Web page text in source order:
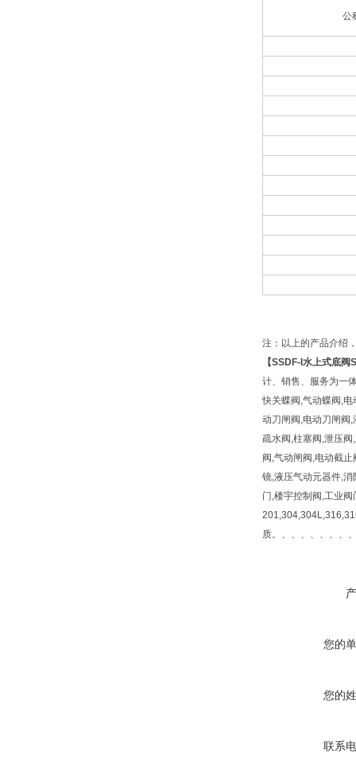
公
注：以上的产品介绍
【SSDF-I 水上式底阀
计、销售、服务为一
快关蝶阀,气动蝶阀,
动刀闸阀,电动刀闸阀
疏水阀,柱塞阀,泄压
阀,气动闸阀,电动截
镜,液压气动元器件,
门,楼宇控制阀,工业
质。、、、、、、、
您的
您的
联系